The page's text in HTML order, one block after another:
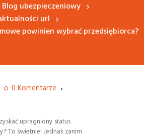
Blog ubezpieczeniowy
url
powinien wybrać przedsiębiorca?
0 Komentarze
upragniony status
To świetnie! Jednak zanim